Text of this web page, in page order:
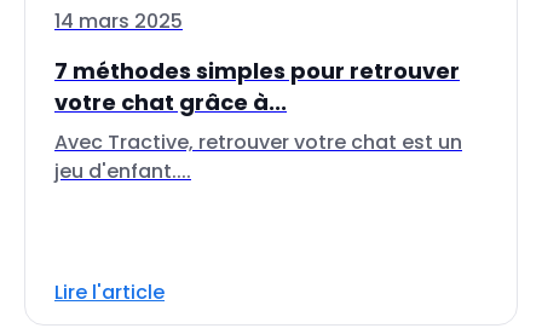
14 mars 2025
7 méthodes simples pour retrouver
votre chat grâce à...
Avec Tractive, retrouver votre chat est un
jeu d'enfant....
Lire l'article